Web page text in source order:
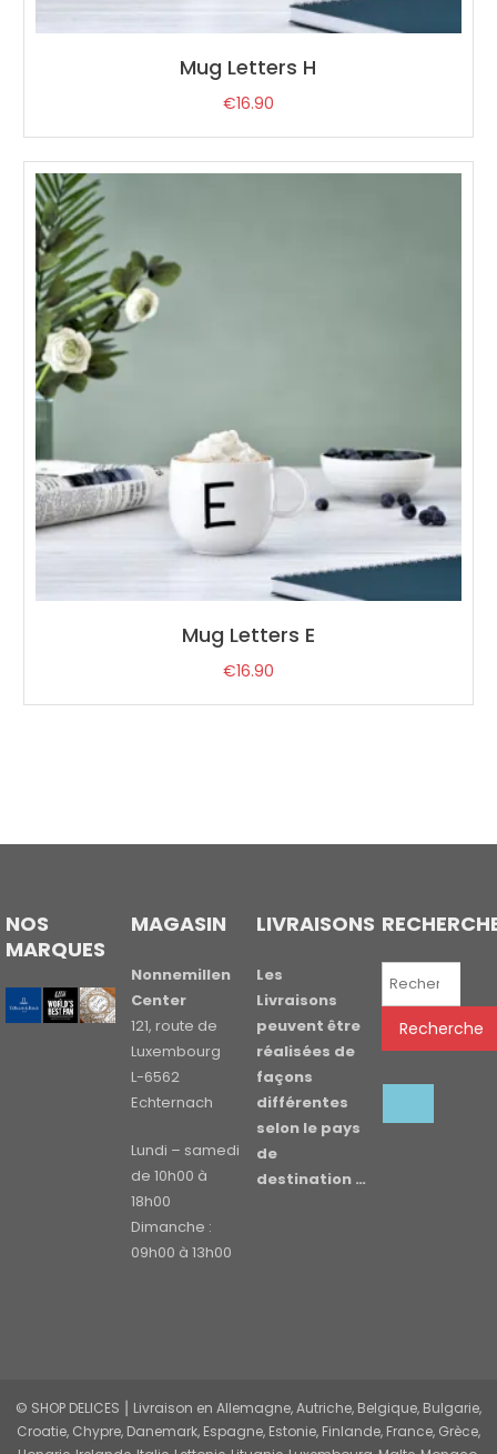
Mug Letters H
€16.90
Mug Letters E
€16.90
NOS
MARQUES
MAGASIN
Nonnemillen
Center
121, route de
Luxembourg
L-6562
Echternach
Lundi – samedi
de 10h00 à
18h00
Dimanche :
09h00 à 13h00
LIVRAISONS
Les
Livraisons
peuvent être
réalisées de
façons
différentes
selon le pays
de
destination …
Recherche
Recherche
© SHOP DELICES ⎮ Livraison en Allemagne, Autriche, Belgique, Bulgarie,
Croatie, Chypre, Danemark, Espagne, Estonie, Finlande, France, Grèce,